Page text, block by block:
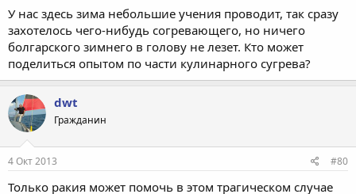
У нас здесь зима небольшие учения проводит, так сразу
захотелось чего-нибудь согревающего, но ничего
болгарского зимнего в голову не лезет. Кто может
поделиться опытом по части кулинарного сугрева?
dwt
Гражданин
4 Окт 2013 #80
Только ракия может помочь в этом трагическом случае